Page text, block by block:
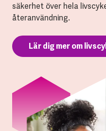
säkerhet över hela
återanvändning.
Lär dig mer om